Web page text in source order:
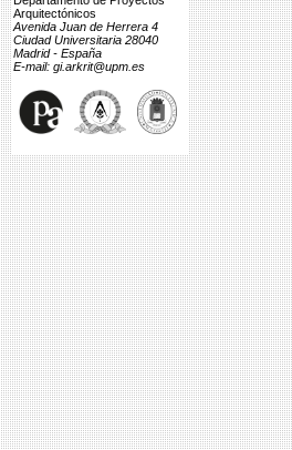
Arquitectónicos
Avenida Juan de Herrera 4
Ciudad Universitaria 28040
Madrid - España
E-mail: gi.arkrit@upm.es